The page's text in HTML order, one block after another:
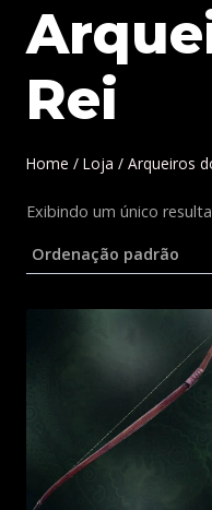
Rei
Home / Loja / Arqueiros
Exibindo um único